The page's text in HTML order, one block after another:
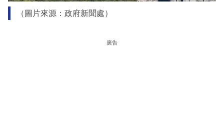
（圖片來源：政府新聞處）
廣告